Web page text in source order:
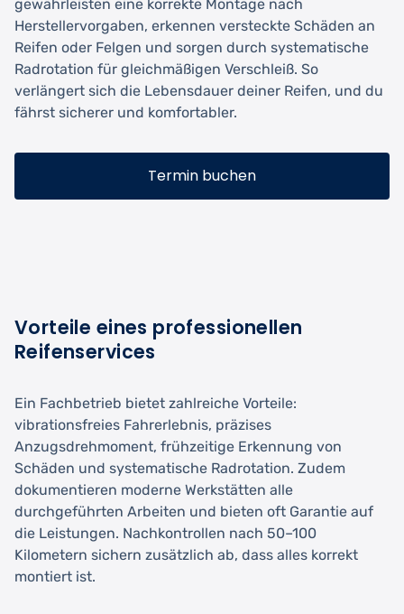
gewährleisten eine korrekte Montage nach
Herstellervorgaben, erkennen versteckte Schäden an
Reifen oder Felgen und sorgen durch systematische
Radrotation für gleichmäßigen Verschleiß. So
verlängert sich die Lebensdauer deiner Reifen, und du
fährst sicherer und komfortabler.
Termin buchen
Vorteile eines professionellen
Reifenservices
Ein Fachbetrieb bietet zahlreiche Vorteile:
vibrationsfreies Fahrerlebnis, präzises
Anzugsdrehmoment, frühzeitige Erkennung von
Schäden und systematische Radrotation. Zudem
dokumentieren moderne Werkstätten alle
durchgeführten Arbeiten und bieten oft Garantie auf
die Leistungen. Nachkontrollen nach 50–100
Kilometern sichern zusätzlich ab, dass alles korrekt
montiert ist.